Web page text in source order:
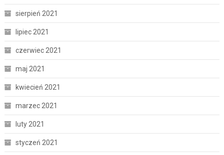
sierpień 2021
lipiec 2021
czerwiec 2021
maj 2021
kwiecień 2021
marzec 2021
luty 2021
styczeń 2021